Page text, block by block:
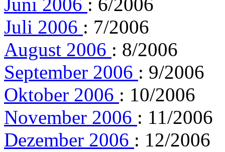
Juli 2006 : 7/2006
August 2006 : 8/2006
September 2006 : 9/2006
Oktober 2006 : 10/2006
November 2006 : 11/2006
Dezember 2006 : 12/2006